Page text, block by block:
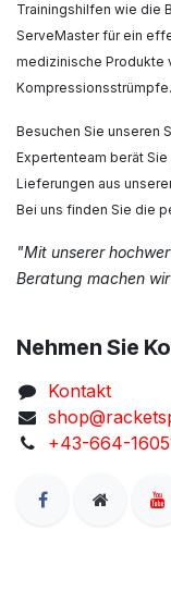
Trainingshilfen wie die
ServeMaster für ein
medizinische Produkte
Kompressionsstrümpfe.
Besuchen Sie unseren
Expertenteam berät
Lieferungen aus
Bei uns finden Sie die
"Mit unserer
Beratung machen
Nehmen Sie
Kontakt
+43-664-